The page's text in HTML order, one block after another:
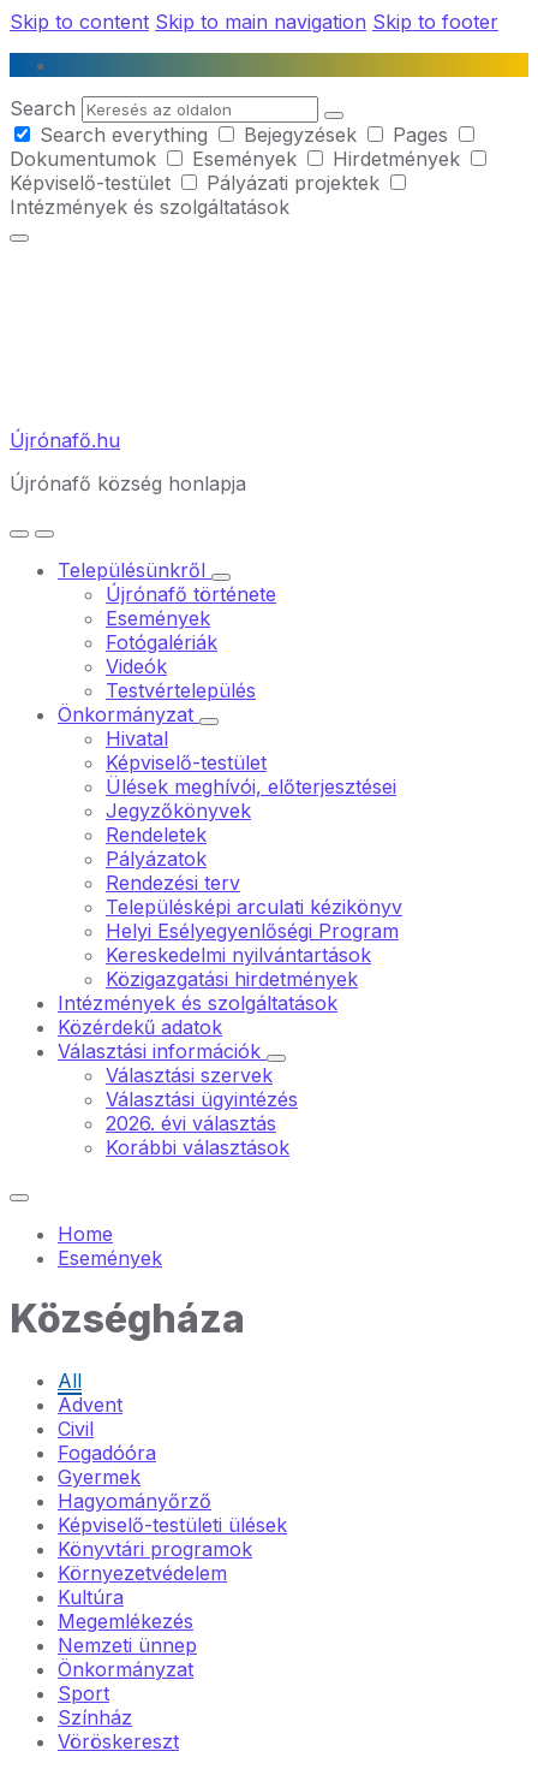
Skip to content Skip to main navigation Skip to footer
Search
Search everything
Bejegyzések
Pages
Dokumentumok
Események
Hirdetmények
Képviselő-testület
Pályázati projektek
Intézmények és szolgáltatások
Újrónafő.hu
Újrónafő község honlapja
Településünkről
Újrónafő története
Események
Fotógalériák
Videók
Testvértelepülés
Önkormányzat
Hivatal
Képviselő-testület
Ülések meghívói, előterjesztései
Jegyzőkönyvek
Rendeletek
Pályázatok
Rendezési terv
Településképi arculati kézikönyv
Helyi Esélyegyenlőségi Program
Kereskedelmi nyilvántartások
Közigazgatási hirdetmények
Intézmények és szolgáltatások
Közérdekű adatok
Választási információk
Választási szervek
Választási ügyintézés
2026. évi választás
Korábbi választások
Home
Események
Községháza
All
Advent
Civil
Fogadóóra
Gyermek
Hagyományőrző
Képviselő-testületi ülések
Könyvtári programok
Környezetvédelem
Kultúra
Megemlékezés
Nemzeti ünnep
Önkormányzat
Sport
Színház
Vöröskereszt